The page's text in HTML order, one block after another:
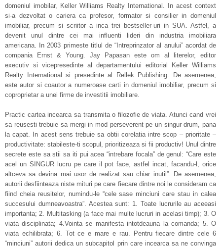
domeniul imobilar, Keller Williams Realty International. In acest context
si-a dezvoltat o cariera ca profesor, formator si consilier in domeniul
imobiliar, precum si scriitor a inca trei bestseller-uri in SUA. Astfel, a
devenit unul dintre cei mai influenti lideri din industria imobiliara
americana. In 2003 primeste titlul de “Intreprinzator al anului” acordat de
compania Ernst & Young. Jay Papasan este om al literelor, editor
executiv si vicepresedinte al departamentului editorial Keller Williams
Realty International si presedinte al Rellek Publishing. De asemenea,
este autor si coautor a numeroase carti in domeniul imobiliar, precum si
coproprietar a unei firme de investitii imobiliare.
Practic cartea incearca sa transmita o filozofie de viata. Atunci cand vrei
sa reusesti trebuie sa mergi in mod perseverent pe un singur drum, pana
la capat. In acest sens trebuie sa obtii corelatia intre scop – prioritate –
productivitate: stabileste-ti scopul, prioritizeaza si fii productiv! Unul dintre
secrete este sa stii sa iti pui acea “intrebare focala” de genul: “Care este
acel un SINGUR lucru pe care il pot face, astfel incat, facandu-l, orice
altceva sa devina mai usor de realizat sau chiar inutil”. De asemenea,
autorii desfiinteaza niste mituri pe care fiecare dintre noi le consideram ca
fiind cheia reusitelor, numindu-le “cele sase minciuni care stau in calea
succesului dumneavoastra”. Acestea sunt: 1. Toate lucrurile au aceeasi
importanta; 2. Multitasking (a face mai multe lucruri in acelasi timp); 3. O
viata disciplinata; 4.Vointa se manifesta intotdeauna la comanda; 5. O
viata echilibrata; 6. Tot ce e mare e rau. Pentru fiecare dintre cele 6
“minciuni” autorii dedica un subcapitol prin care incearca sa ne convinga